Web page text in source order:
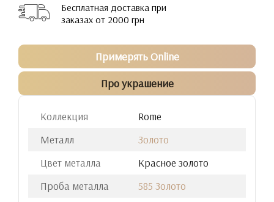
Бесплатная доставка при
заказах от 2000 грн
Примерять Online
Про украшение
Коллекция
Rome
Металл
Золото
Цвет металла
Красное золото
Проба металла
585 Золото